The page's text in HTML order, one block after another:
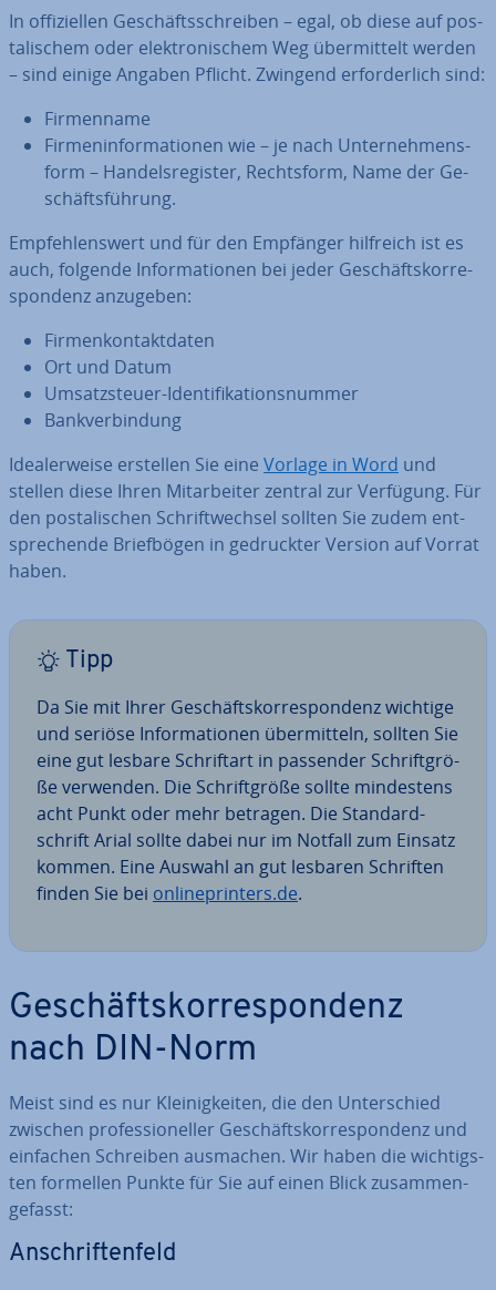
In of­fi­zi­el­len Ge­schäfts­schrei­ben – egal, ob diese auf pos­
ta­li­schem oder elek­tro­ni­schem Weg über­mit­telt werden
– sind einige Angaben Pflicht. Zwingend er­for­der­lich sind:
Fir­men­na­me
Fir­men­in­for­ma­tio­nen wie – je nach Un­ter­neh­mens­
form – Han­dels­re­gis­ter, Rechts­form, Name der Ge­
schäfts­füh­rung.
Emp­feh­lens­wert und für den Empfänger hilfreich ist es
auch, folgende In­for­ma­tio­nen bei jeder Ge­schäfts­kor­re­
spon­denz anzugeben:
Fir­men­kon­takt­da­ten
Ort und Datum
Um­satz­steu­er-Iden­ti­fi­ka­ti­ons­num­mer
Bank­ver­bin­dung
Idea­ler­wei­se erstellen Sie eine Vorlage in Word und
stellen diese Ihren Mit­ar­bei­ter zentral zur Verfügung. Für
den pos­ta­li­schen Schrift­wech­sel sollten Sie zudem ent­
spre­chen­de Brief­bö­gen in ge­druck­ter Version auf Vorrat
haben.
Tipp
Da Sie mit Ihrer Ge­schäfts­kor­re­spon­denz wichtige
und seriöse In­for­ma­tio­nen über­mit­teln, sollten Sie
eine gut lesbare Schrift­art in passender Schrift­grö­
ße verwenden. Die Schrift­grö­ße sollte min­des­tens
acht Punkt oder mehr betragen. Die Stan­dard­
schrift Arial sollte dabei nur im Notfall zum Einsatz
kommen. Eine Auswahl an gut lesbaren Schriften
finden Sie bei on­line­prin­ters.de.
Ge­schäfts­kor­re­spon­denz
nach DIN-Norm
Meist sind es nur Klei­nig­kei­ten, die den Un­ter­schied
zwischen pro­fes­sio­nel­ler Ge­schäfts­kor­re­spon­denz und
einfachen Schreiben ausmachen. Wir haben die wich­tigs­
ten formellen Punkte für Sie auf einen Blick zu­sam­men­
ge­fasst:
An­schrif­ten­feld